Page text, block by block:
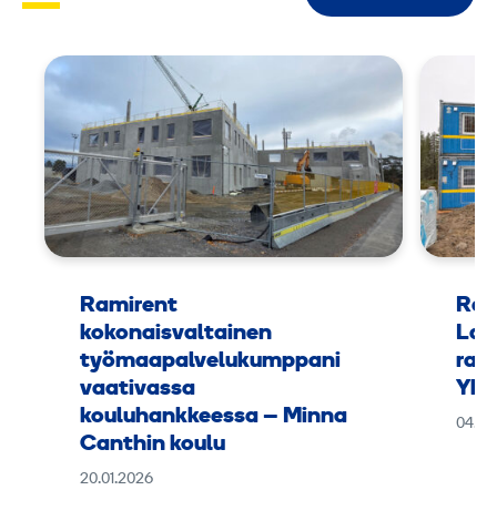
Ramirent
kokonaisvaltainen
työmaapalvelukumppani
vaativassa
kouluhankkeessa – Minna
Canthin koulu
20.01.2026